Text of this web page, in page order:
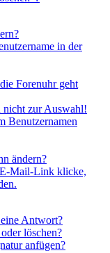
in der
Forenuhr geht
nicht zur Auswahl!
Benutzernamen
ändern?
E-Mail-Link klicke,
Antwort?
löschen?
anfügen?